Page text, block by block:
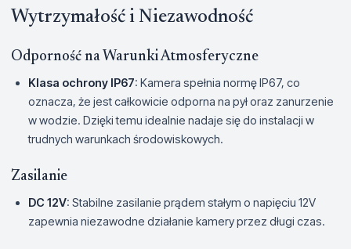
Wytrzymałość i Niezawodność
Odporność na Warunki Atmosferyczne
Klasa ochrony IP67: Kamera spełnia normę IP67, co
oznacza, że jest całkowicie odporna na pył oraz zanurzenie
w wodzie. Dzięki temu idealnie nadaje się do instalacji w
trudnych warunkach środowiskowych.
Zasilanie
DC 12V: Stabilne zasilanie prądem stałym o napięciu 12V
zapewnia niezawodne działanie kamery przez długi czas.